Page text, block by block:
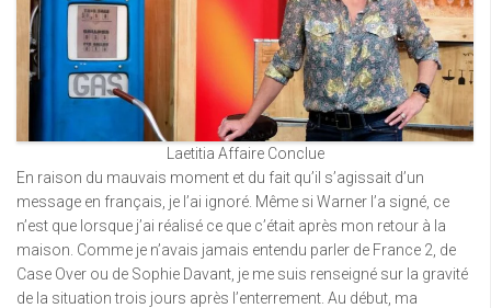
Laetitia Affaire Conclue
En raison du mauvais moment et du fait qu’il s’agissait d’un
message en français, je l’ai ignoré. Même si Warner l’a signé, ce
n’est que lorsque j’ai réalisé ce que c’était après mon retour à la
maison. Comme je n’avais jamais entendu parler de France 2, de
Case Over ou de Sophie Davant, je me suis renseigné sur la gravité
de la situation trois jours après l’enterrement. Au début, ma